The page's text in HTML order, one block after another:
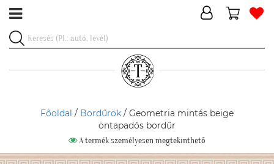
Főoldal / Bordűrök / Geometria mintás beige
öntapadós bordűr
A termék személyesen megtekinthető